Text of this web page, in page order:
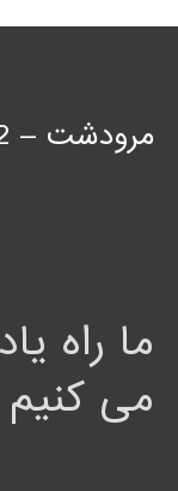
مرودشت – 22 بهمن شمالی
ما راه
می کنیم